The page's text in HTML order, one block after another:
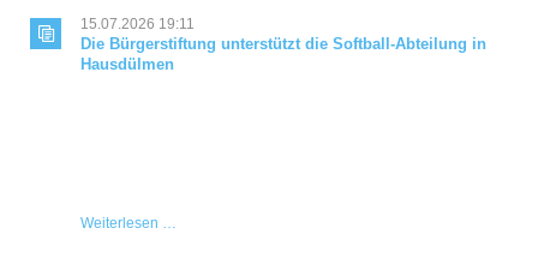
15.07.2026 19:11
Die Bürgerstiftung unterstützt die Softball-Abteilung in
Hausdülmen
Weiterlesen …